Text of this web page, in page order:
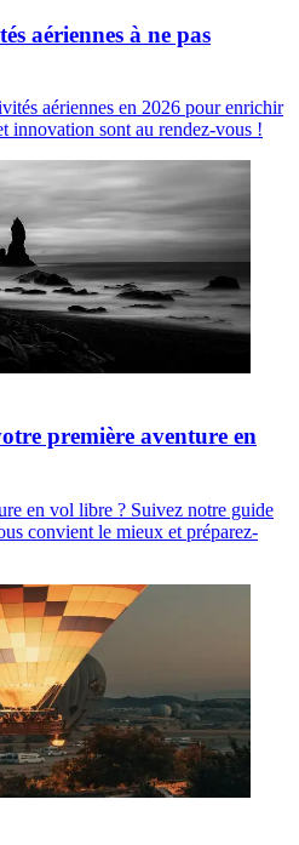
aériennes à ne pas
aériennes en 2026 pour enrichir
innovation sont au rendez-vous !
première aventure en
en vol libre ? Suivez notre guide
convient le mieux et préparez-